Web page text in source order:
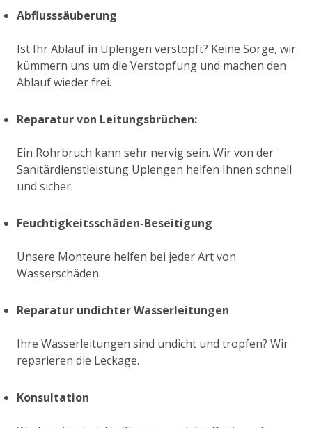
Abflusssäuberung
Ist Ihr Ablauf in Uplengen verstopft? Keine Sorge, wir
kümmern uns um die Verstopfung und machen den
Ablauf wieder frei.
Reparatur von Leitungsbrüchen:
Ein Rohrbruch kann sehr nervig sein. Wir von der
Sanitärdienstleistung Uplengen helfen Ihnen schnell
und sicher.
Feuchtigkeitsschäden-Beseitigung
Unsere Monteure helfen bei jeder Art von
Wasserschäden.
Reparatur undichter Wasserleitungen
Ihre Wasserleitungen sind undicht und tropfen? Wir
reparieren die Leckage.
Konsultation